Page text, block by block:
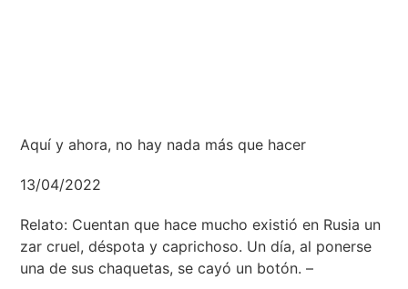
Aquí y ahora, no hay nada más que hacer
13/04/2022
Relato: Cuentan que hace mucho existió en Rusia un
zar cruel, déspota y caprichoso. Un día, al ponerse
una de sus chaquetas, se cayó un botón. –